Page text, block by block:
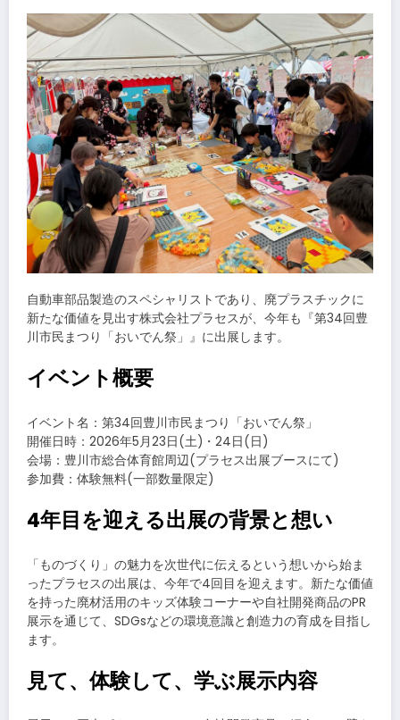
自動車部品製造のスペシャリストであり、廃プラスチックに
新たな価値を見出す株式会社プラセスが、今年も『第34回豊
川市民まつり「おいでん祭」』に出展します。
イベント概要
イベント名：第34回豊川市民まつり「おいでん祭」
開催日時：2026年5月23日(土)・24日(日)
会場：豊川市総合体育館周辺(プラセス出展ブースにて)
参加費：体験無料(一部数量限定)
4年目を迎える出展の背景と想い
「ものづくり」の魅力を次世代に伝えるという想いから始ま
ったプラセスの出展は、今年で4回目を迎えます。新たな価値
を持った廃材活用のキッズ体験コーナーや自社開発商品のPR
展示を通じて、SDGsなどの環境意識と創造力の育成を目指し
ます。
見て、体験して、学ぶ展示内容